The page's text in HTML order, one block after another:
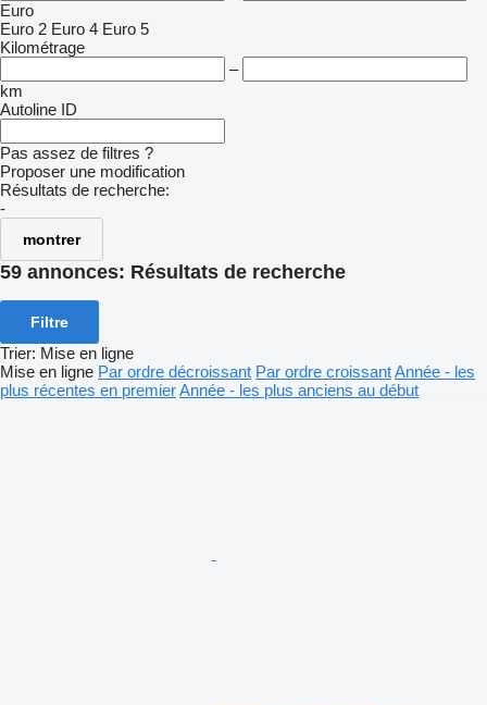
Euro
Euro 2 Euro 4 Euro 5
Kilométrage
–
km
Autoline ID
Pas assez de filtres ?
Proposer une modification
Résultats de recherche:
-
montrer
59 annonces: Résultats de recherche
Filtre
Trier: Mise en ligne
Mise en ligne Par ordre décroissant Par ordre croissantAnnée - les
plus récentes en premierAnnée - les plus anciens au début